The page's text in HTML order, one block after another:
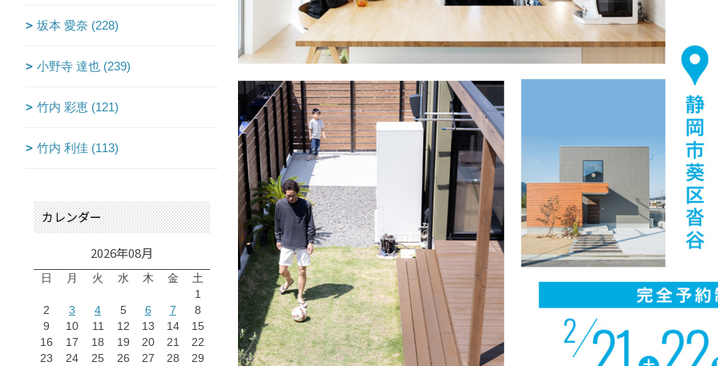
坂本 愛奈 (228)
小野寺 達也 (239)
竹内 彩恵 (121)
竹内 利佳 (113)
カレンダー
2026年08月
日 月 火 水 木 金
土
1
2
3 4 5 6 7
8
9
10 11 12 13 14
15
16
17 18 19 20 21
22
23
24 25 26 27 28
29